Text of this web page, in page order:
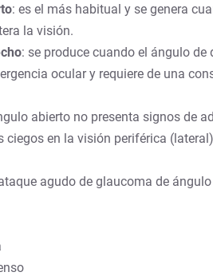
: es el más habitual y se genera
la visión.
: se produce cuando el ángulo
ocular y requiere de una
abierto no presenta signos de
ciegos en la visión periférica
agudo de glaucoma de